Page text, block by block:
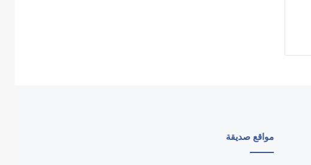
مواقع صديقة